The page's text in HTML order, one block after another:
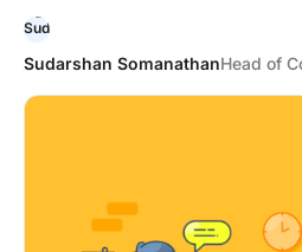
Sudarshan SomanathanHead of